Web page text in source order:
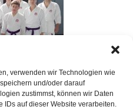
verwenden wir Technologien wie
und/oder darauf
zustimmst, können wir Daten
IDs auf dieser Website verarbeiten.